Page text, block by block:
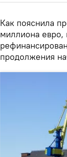
Как пояснила
миллиона евро,
продолжения